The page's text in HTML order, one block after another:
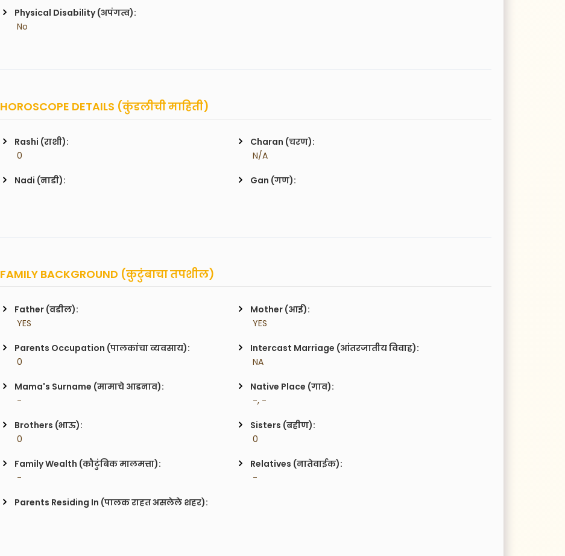
Physical Disability (अपंगत्व):
No
HOROSCOPE DETAILS (कुंडलीची माहिती)
Rashi (राशी):
0
Charan (चरण):
N/A
Nadi (नाडी): Gan (गण):
FAMILY BACKGROUND (कुटुंबाचा तपशील)
Father (वडील):
YES
Mother (आई):
YES
Parents Occupation (पालकांचा व्यवसाय):
0
Intercast Marriage (आंतरजातीय विवाह):
NA
Mama's Surname (मामाचे आडनाव):
-
Native Place (गाव):
-, -
Brothers (भाऊ):
0
Sisters (बहीण):
0
Family Wealth (कौटुंबिक मालमत्ता):
-
Relatives (नातेवाईक):
-
Parents Residing In (पालक राहत असलेले शहर):